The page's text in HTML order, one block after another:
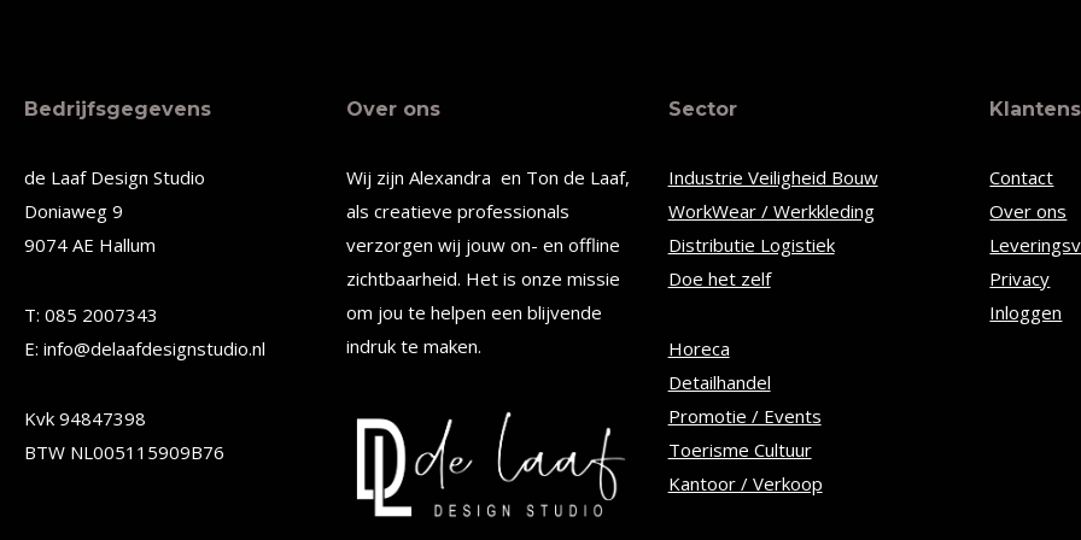
variaties.
optie
worden
op
productpagina
optie
gekozen
worden
op
productpagina
optie
kan
Bedrijfsgegevens
de Laaf Design Studio
Doniaweg 9
9074 AE Hallum
T: 085 2007343
E: info@delaafdesignstudio.nl
Kvk 94847398
BTW NL005115909B76
Over ons
Wij zijn Alexandra en Ton de Laaf,
als creatieve professionals
verzorgen wij jouw on- en offline
zichtbaarheid. Het is onze missie
om jou te helpen een blijvende
indruk te maken.
Sector
Industrie Veiligheid Bouw
WorkWear / Werkkleding
Distributie Logistiek
Doe het zelf
Horeca
Detailhandel
Promotie / Events
Toerisme Cultuur
Kantoor / Verkoop
Contact
Over ons
Privacy
Inloggen